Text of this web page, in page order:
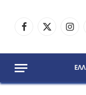
Facebook
X